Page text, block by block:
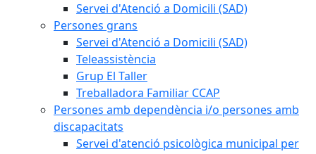
Servei d'Atenció a Domicili (SAD)
Persones grans
Servei d'Atenció a Domicili (SAD)
Teleassistència
Grup El Taller
Treballadora Familiar CCAP
Persones amb dependència i/o persones amb
discapacitats
Servei d'atenció psicològica municipal per